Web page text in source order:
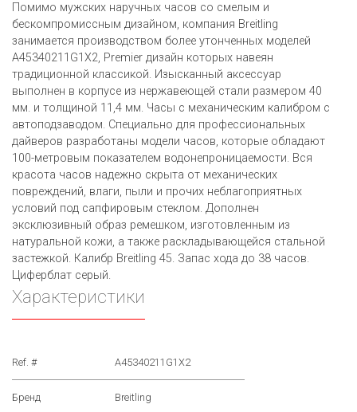
Помимо мужских наручных часов со смелым и
бескомпромиссным дизайном, компания Breitling
занимается производством более утонченных моделей
A45340211G1X2, Premier дизайн которых навеян
традиционной классикой. Изысканный аксессуар
выполнен в корпусе из нержавеющей стали размером 40
мм. и толщиной 11,4 мм. Часы с механическим калибром с
автоподзаводом. Специально для профессиональных
дайверов разработаны модели часов, которые обладают
100-метровым показателем водонепроницаемости. Вся
красота часов надежно скрыта от механических
повреждений, влаги, пыли и прочих неблагоприятных
условий под сапфировым стеклом. Дополнен
эксклюзивный образ ремешком, изготовленным из
натуральной кожи, а также раскладывающейся стальной
застежкой. Калибр Breitling 45. Запас хода до 38 часов.
Циферблат серый.
Характеристики
Ref. # A45340211G1X2
Бренд Breitling